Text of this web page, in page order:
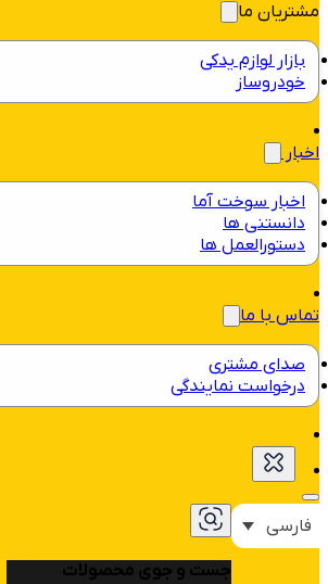
مشتریان ما
بازار لوازم یدکی
خودروساز
اخبار
اخبار سوخت آما
دانستنی ها
دستورالعمل ها
تماس با ما
صدای مشتری
درخواست نمایندگی
فارسی
جست و جوی محصولات